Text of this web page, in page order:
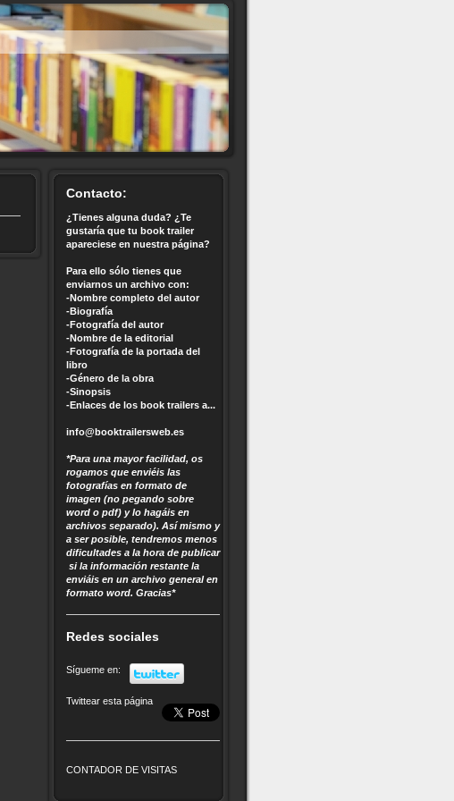
Contacto:
¿Tienes alguna duda? ¿Te
gustaría que tu book trailer
apareciese en nuestra página?
Para ello sólo tienes que
enviarnos un archivo con:
-Nombre completo del autor
-Biografía
-Fotografía del autor
-Nombre de la editorial
-Fotografía de la portada del
libro
-Género de la obra
-Sinopsis
-Enlaces de los book trailers a...
info@booktrailersweb.es
*Para una mayor facilidad, os
rogamos que enviéis las
fotografías en formato de
imagen (no pegando sobre
word o pdf) y lo hagáis en
archivos separado). Así mismo y
a ser posible, tendremos menos
dificultades a la hora de publicar
si la información restante la
enviáis en un archivo general en
formato word. Gracias*
Redes sociales
Sígueme en:
Twittear esta página
CONTADOR DE VISITAS